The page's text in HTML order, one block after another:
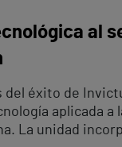
al
del éxito de
aplicada a
La unidad